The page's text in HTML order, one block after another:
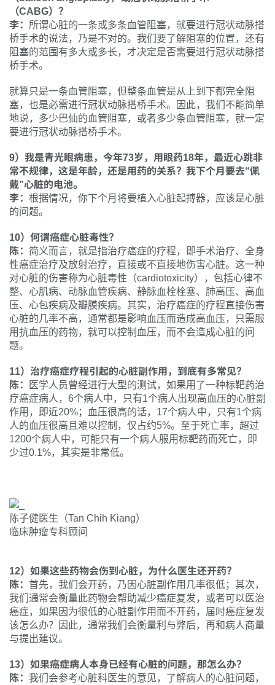
（CABG）？
李： 所谓心脏的一条或多条血管阻塞，就要进行冠状动脉搭
桥手术的说法，乃是不对的。我们要了解阻塞的位置，还有
阻塞的范围有多大或多长，才决定是否需要进行冠状动脉搭
桥手术。
就算只是一条血管阻塞，但整条血管是从上到下都完全阻
塞，也是必需进行冠状动脉搭桥手术。因此，我们不能简单
地说，多少巴仙的血管阻塞，或者多少条血管阻塞，就一定
要进行冠状动脉搭桥手术。
9）我是青光眼病患，今年73岁，用眼药18年，最近心跳非
常不规律，这是年龄，还是用药的关系？我下个月要去“佩
戴”心脏的电池。
李： 根据情况，你下个月将要植入心脏起搏器，应该是心脏
的问题。
10）何谓癌症心脏毒性？
陈： 简义而言，就是指治疗癌症的疗程，即手术治疗、全身
性癌症治疗及放射治疗，直接或不直接地伤害心脏。这一种
对心脏的伤害称为心脏毒性（cardiotoxicity），包括心律不
整、心肌病、动脉血管疾病、静脉血栓栓塞、肺高压、高血
压、心包疾病及瓣膜疾病。其实，治疗癌症的疗程直接伤害
心脏的几率不高，通常都是影响血压而造成高血压，只需服
用抗血压的药物，就可以控制血压，而不会造成心脏的问
题。
11）治疗癌症疗程引起的心脏副作用，到底有多常见？
陈：
医学人员曾经进行大型的测试，如果用了一种标靶药治
疗癌症病人，6个病人中，只有1个病人出现高血压的心脏副
作用，即近20%；血压很高的话，17个病人中，只有1个病
人的血压很高且难以控制，仅占约5%。至于死亡率，超过
1200个病人中，可能只有一个病人服用标靶药而死亡，即
少过0.1%，其实是非常低。
陈子健医生（Tan Chih Kiang）
临床肿瘤专科顾问
12）如果这些药物会伤到心脏，为什么医生还开药？
陈： 首先，我们会开药，乃因心脏副作用几率很低；其次，
我们通常会衡量此药物会帮助减少癌症复发，或者可以医治
癌症，如果因为很低的心脏副作用而不开药，届时癌症复发
该怎么办？因此，通常我们会衡量利与弊后，再和病人商量
与提出建议。
13）如果癌症病人本身已经有心脏的问题，那怎么办？
陈： 我们会参考心脏科医生的意见，了解病人的心脏问题，